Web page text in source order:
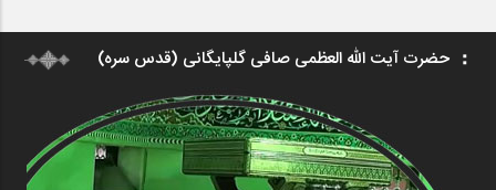
حضرت آیت الله العظمی صافی گلپایگانی (قدس سره)